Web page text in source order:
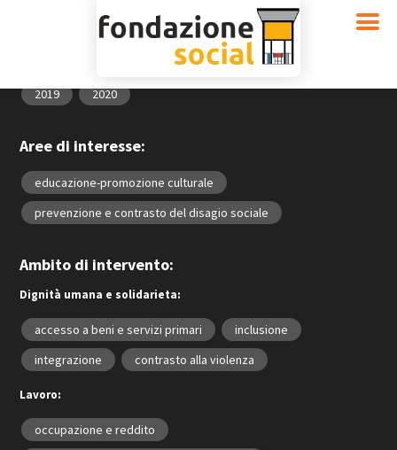
[travelers-map height=100vh minzoom=0 maxzoom=18]
2016 2017
2019
2020
Aree di interesse:
educazione-promozione culturale
prevenzione e contrasto del disagio sociale
Ambito di intervento:
Dignità umana e solidarieta:
accesso a beni e servizi primari
inclusione
integrazione
contrasto alla violenza
Lavoro:
occupazione e reddito